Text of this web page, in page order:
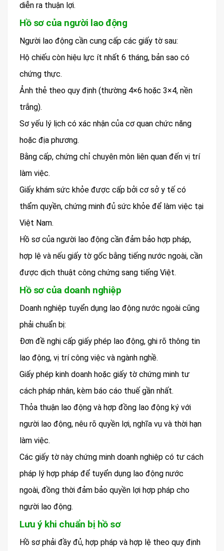
diễn ra thuận lợi.
Hồ sơ của người lao động
Người lao động cần cung cấp các giấy tờ sau:
Hộ chiếu còn hiệu lực ít nhất 6 tháng, bản sao có
chứng thực.
Ảnh thẻ theo quy định (thường 4×6 hoặc 3×4, nền
trắng).
Sơ yếu lý lịch có xác nhận của cơ quan chức năng
hoặc địa phương.
Bằng cấp, chứng chỉ chuyên môn liên quan đến vị trí
làm việc.
Giấy khám sức khỏe được cấp bởi cơ sở y tế có
thẩm quyền, chứng minh đủ sức khỏe để làm việc tại
Việt Nam.
Hồ sơ của người lao động cần đảm bảo hợp pháp,
hợp lệ và nếu giấy tờ gốc bằng tiếng nước ngoài, cần
được dịch thuật công chứng sang tiếng Việt.
Hồ sơ của doanh nghiệp
Doanh nghiệp tuyển dụng lao động nước ngoài cũng
phải chuẩn bị:
Đơn đề nghị cấp giấy phép lao động, ghi rõ thông tin
lao động, vị trí công việc và ngành nghề.
Giấy phép kinh doanh hoặc giấy tờ chứng minh tư
cách pháp nhân, kèm báo cáo thuế gần nhất.
Thỏa thuận lao động và hợp đồng lao động ký với
người lao động, nêu rõ quyền lợi, nghĩa vụ và thời hạn
làm việc.
Các giấy tờ này chứng minh doanh nghiệp có tư cách
pháp lý hợp pháp để tuyển dụng lao động nước
ngoài, đồng thời đảm bảo quyền lợi hợp pháp cho
người lao động.
Lưu ý khi chuẩn bị hồ sơ
Hồ sơ phải đầy đủ, hợp pháp và hợp lệ theo quy định